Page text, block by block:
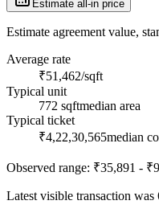
Estimate all-in price
Estimate agreement value,
Average rate
₹51,462/sqft
Typical unit
772 sqftmedian area
Typical ticket
₹4,22,30,565median
Observed range: ₹35,891 -
Latest visible transaction